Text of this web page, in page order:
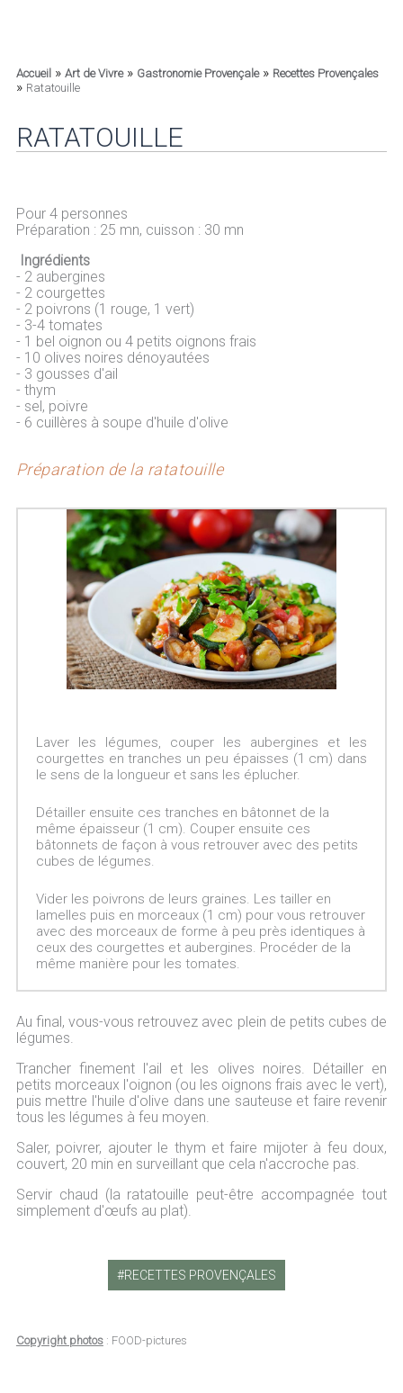
Accueil» Art de Vivre» Gastronomie Provençale» Recettes Provençales
» Ratatouille
RATATOUILLE
Pour 4 personnes
Préparation : 25 mn, cuisson : 30 mn
Ingrédients
- 2 aubergines
- 2 courgettes
- 2 poivrons (1 rouge, 1 vert)
- 3-4 tomates
- 1 bel oignon ou 4 petits oignons frais
- 10 olives noires dénoyautées
- 3 gousses d'ail
- thym
- sel, poivre
- 6 cuillères à soupe d'huile d'olive
Préparation de la ratatouille
Laver les légumes, couper les aubergines et les
courgettes en tranches un peu épaisses (1 cm) dans
le sens de la longueur et sans les éplucher.
Détailler ensuite ces tranches en bâtonnet de la
même épaisseur (1 cm). Couper ensuite ces
bâtonnets de façon à vous retrouver avec des petits
cubes de légumes.
Vider les poivrons de leurs graines. Les tailler en
lamelles puis en morceaux (1 cm) pour vous retrouver
avec des morceaux de forme à peu près identiques à
ceux des courgettes et aubergines. Procéder de la
même manière pour les tomates.
Au final, vous-vous retrouvez avec plein de petits cubes de
légumes.
Trancher finement l'ail et les olives noires. Détailler en
petits morceaux l'oignon (ou les oignons frais avec le vert),
puis mettre l'huile d'olive dans une sauteuse et faire revenir
tous les légumes à feu moyen.
Saler, poivrer, ajouter le thym et faire mijoter à feu doux,
couvert, 20 min en surveillant que cela n'accroche pas.
Servir chaud (la ratatouille peut-être accompagnée tout
simplement d'œufs au plat).
RECETTES PROVENÇALES
Copyright photos: FOOD-pictures